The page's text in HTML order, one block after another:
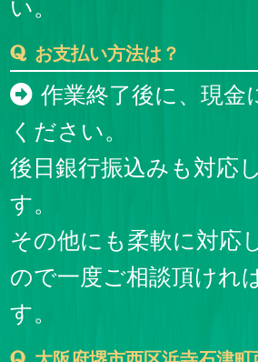
い。
お支払い方法は？
作業終了後に、現金
ください。
後日銀行振込みも対応
す。
その他にも柔軟に対応
ので一度ご相談頂けれ
す。